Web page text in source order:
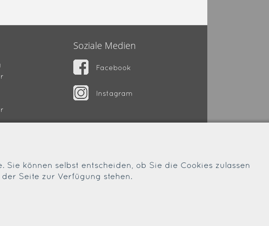
Soziale Medien
Facebook
Instagram
können selbst entscheiden, ob Sie die Cookies zulassen
Seite zur Verfügung stehen.